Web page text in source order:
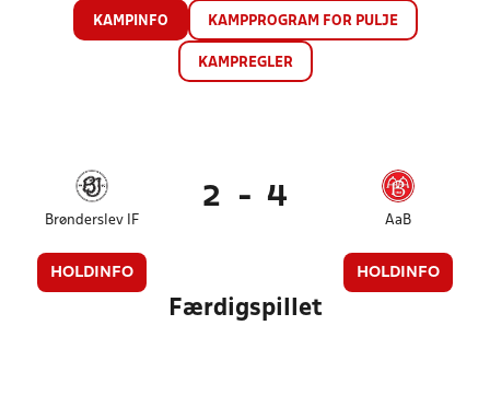
KAMPINFO KAMPPROGRAM FOR PULJE
KAMPREGLER
Brønderslev IF
HOLDINFO
2 - 4
AaB
HOLDINFO
Færdigspillet